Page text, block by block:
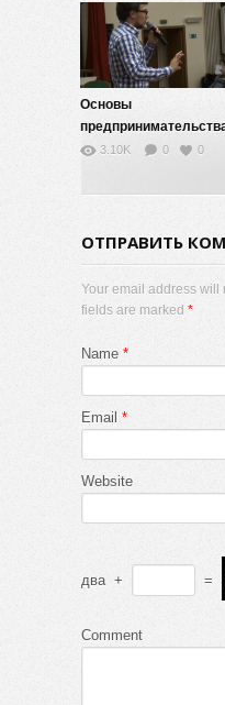
Основы
— 83.10K 0 0
ОТПРАВИТЬ
Your email address will
fields are marked *
Name *
Email *
Website
два + =
Comment